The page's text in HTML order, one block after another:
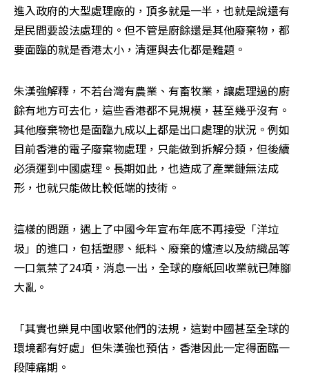
進入政府的大型處理廠的，頂多就是一半，也就是說還有
是民間要設法處理的。但不管是廚餘還是其他廢棄物，都
要面臨的就是香港太小，清運與去化都是難題。
朱漢強解釋，不若台灣有農業、有畜牧業，讓處理過的廚
餘有地方可去化，這些香港都不見規模，甚至幾乎沒有。
其他廢棄物也是面臨九成以上都是出口處理的狀況。例如
目前香港的電子廢棄物處理，只能做到拆解分類，但後續
必須運到中國處理。長期如此，也造成了產業鏈無法成
形，也就只能做比較低端的技術。
這樣的問題，遇上了中國今年宣布年底不再接受「洋垃
圾」的進口，包括塑膠、紙料、廢棄的爐渣以及紡織品等
一口氣禁了24項，消息一出，全球的廢紙回收業就已陣腳
大亂。
「其實也樂見中國收緊他們的法規，這對中國甚至全球的
環境都有好處」但朱漢強也預估，香港因此一定得面臨一
段陣痛期。